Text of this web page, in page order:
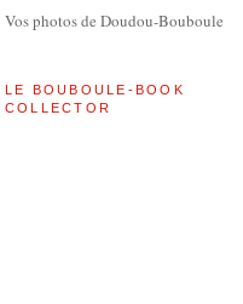
Vos photos de Doudou-Bouboule
LE BOUBOULE-BOOK
COLLECTOR